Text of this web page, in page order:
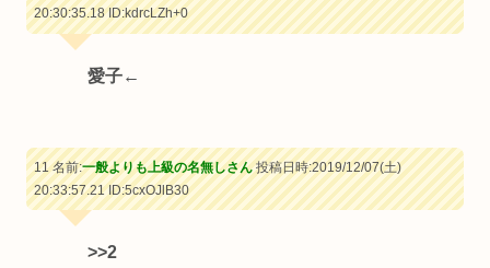
20:30:35.18ID:kdrcLZh+0
愛子←
11 名前:一般よりも上級の名無しさん投稿日時:2019/12/07(土)
20:33:57.21ID:5cxOJlB30
>>2